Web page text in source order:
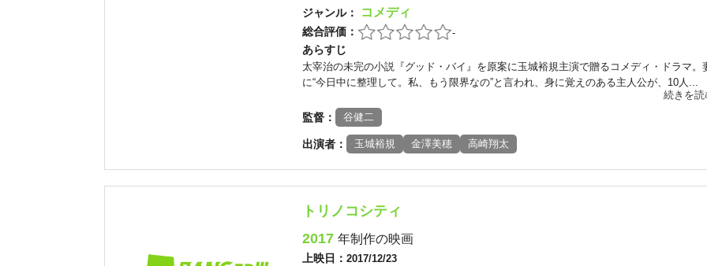
ジャンル： コメディ
総合評価： -
あらすじ
太宰治の未完の小説『グッド・バイ』を原案に玉城裕規主演で贈るコメディ・ドラマ。
に“今日中に整理して。私、もう限界なの”と言われ、身に覚えのある主人公が、10人...
続きを読
監督： 谷健二
出演者： 玉城裕規 金澤美穂 高崎翔太
トリノコシティ
2017 年制作の映画
上映日： 2017/12/23